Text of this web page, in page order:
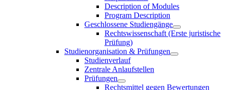
Description of Modules
Program Description
Geschlossene Studiengänge
Rechtswissenschaft (Erste juristische
Prüfung)
Studienorganisation & Prüfungen
Studienverlauf
Zentrale Anlaufstellen
Prüfungen
Rechtsmittel gegen Bewertungen